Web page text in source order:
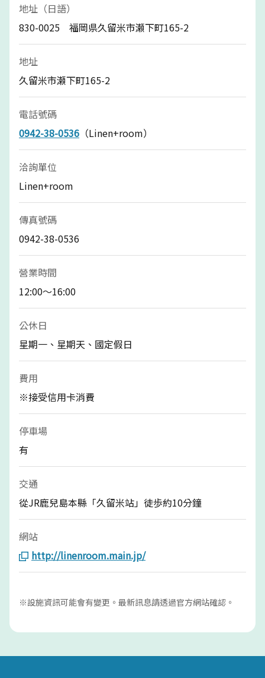
地址（日語）
830-0025 福岡県久留米市瀬下町165-2
地址
久留米市瀬下町165-2
電話號碼
0942-38-0536 （Linen+room）
洽詢單位
Linen+room
傳真號碼
0942-38-0536
營業時間
12:00～16:00
公休日
星期一、星期天、國定假日
費用
※接受信用卡消費
停車場
有
交通
從JR鹿兒島本縣「久留米站」徒歩約10分鐘
網站
http://linenroom.main.jp/
※設施資訊可能會有變更。最新訊息請透過官方網站確認。